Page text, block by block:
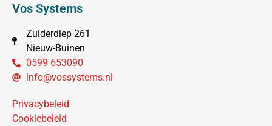
Vos Systems
Zuiderdiep 261
Nieuw-Buinen
0599 653090
info@vossystems.nl
Privacybeleid
Cookiebeleid